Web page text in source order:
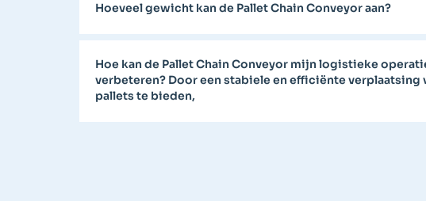
Hoeveel gewicht kan de Pallet Chain Conveyor aan?
Hoe kan de Pallet Chain Conveyor mijn logistieke
verbeteren? Door een stabiele en efficiënte verplaatsing
pallets te bieden,